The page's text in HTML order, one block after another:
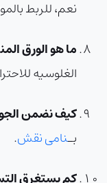
نعم، للربط
ما هو الورق
الغلوسيه
كيف نضمن
بـنامی نقش.
كم يستغرق